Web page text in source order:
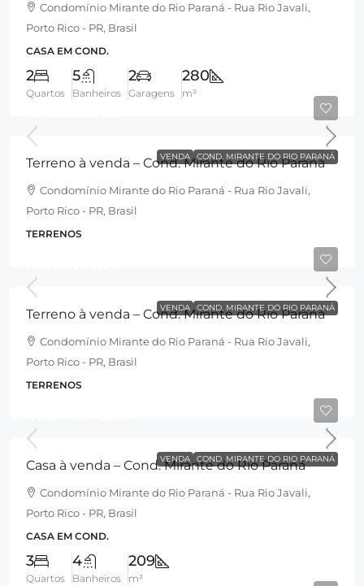
Condomínio Mirante do Rio Paraná - Rua Rio Javali,
Porto Rico - PR, Brasil
CASA EM COND.
2
Quartos
5
Banheiros
2
Garagens
280
m²
VENDA COND. MIRANTE DO RIO PARANÁ
Terreno à venda – Cond. Mirante do Rio Paraná
Condomínio Mirante do Rio Paraná - Rua Rio Javali,
Porto Rico - PR, Brasil
TERRENOS
VENDA COND. MIRANTE DO RIO PARANÁ
Terreno à venda – Cond. Mirante do Rio Paraná
Condomínio Mirante do Rio Paraná - Rua Rio Javali,
Porto Rico - PR, Brasil
TERRENOS
VENDA COND. MIRANTE DO RIO PARANÁ
Casa à venda – Cond. Mirante do Rio Paraná
Condomínio Mirante do Rio Paraná - Rua Rio Javali,
Porto Rico - PR, Brasil
CASA EM COND.
3
Quartos
4
Banheiros
209
m²